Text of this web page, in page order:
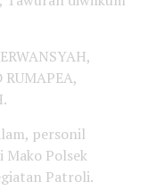
RUMAPEA,
personil
Mako Polsek
Patroli.